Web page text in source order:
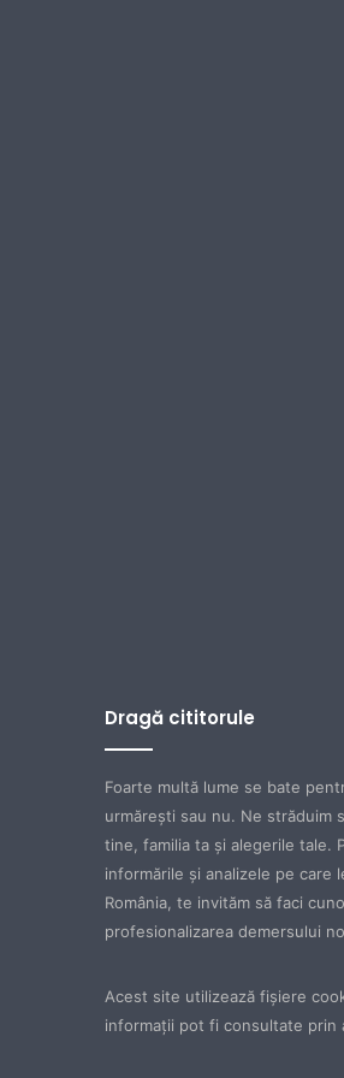
Dragă cititorule
Foarte multă lume se bate
urmăreşti sau nu. Ne străduim
tine, familia ta şi alegerile tale.
informările şi analizele pe
România, te invităm să faci
profesionalizarea demersului
Acest site utilizează fișiere
informații pot fi consultate prin